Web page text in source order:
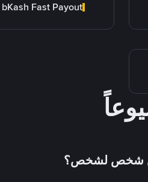
bKash Fast Payout
من شخص لشخص؟